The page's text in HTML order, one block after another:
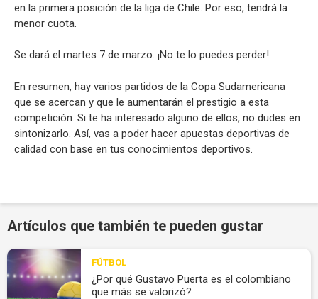
en la primera posición de la liga de Chile. Por eso, tendrá la
menor cuota.
Se dará el martes 7 de marzo. ¡No te lo puedes perder!
En resumen, hay varios partidos de la Copa Sudamericana
que se acercan y que le aumentarán el prestigio a esta
competición. Si te ha interesado alguno de ellos, no dudes en
sintonizarlo. Así, vas a poder hacer apuestas deportivas de
calidad con base en tus conocimientos deportivos.
Artículos que también te pueden gustar
FÚTBOL
¿Por qué Gustavo Puerta es el colombiano
que más se valorizó?